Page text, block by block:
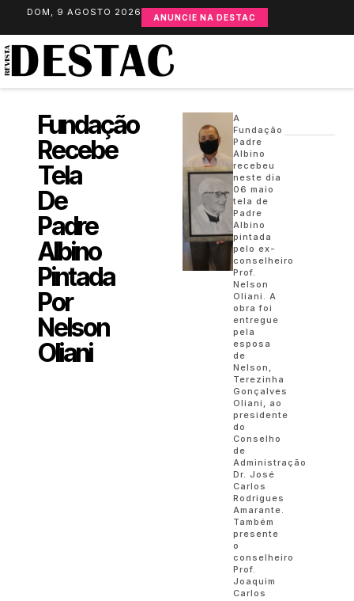
DOM, 9 AGOSTO 2026 ANUNCIE NA DESTAC
Fundação
Recebe
Tela
De
Padre
Albino
Pintada
Por
Nelson
Oliani
A
Fundação
Padre
Albino
recebeu
neste dia
06 maio
tela de
Padre
Albino
pintada
pelo ex-
conselheiro
Prof.
Nelson
Oliani. A
obra foi
entregue
pela
esposa
de
Nelson,
Terezinha
Gonçalves
Oliani, ao
presidente
do
Conselho
de
Administração
Dr. José
Carlos
Rodrigues
Amarante.
Também
presente
o
conselheiro
Prof.
Joaquim
Carlos